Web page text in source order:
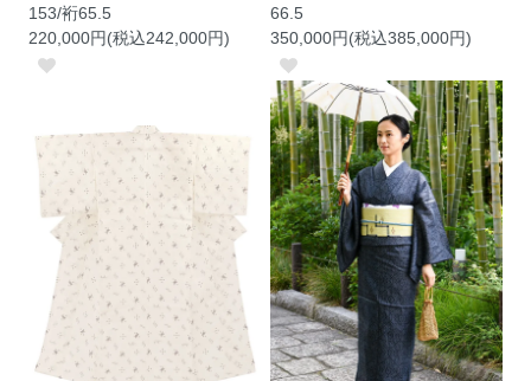
153/裄65.5
220,000円(税込242,000円)
66.5
350,000円(税込385,000円)